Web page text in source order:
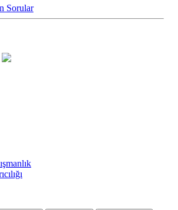
Sorular